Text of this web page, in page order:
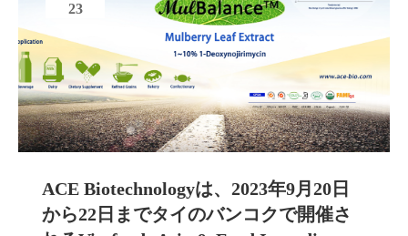
23
ACE Biotechnologyは、2023年9月20日
から22日までタイのバンコクで開催さ